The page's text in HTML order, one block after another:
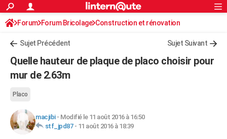
ACTUALITÉS
Politique
Société
Faits Divers
Education
Monde
Villes
+
Programme TV
Streaming
Sorties cinéma
FINANCE
Retraite
Impôts
Epargne
Immobilier
Risques naturels par ville
Banque
Assurance
Crédit
AUTO
Essais
Réserver un essai
Citadines
Berlines
SUV
Forum auto
HIGH-TECH
Mobiles
Meilleur smartphone
Internet
Ordinateurs
Jeux vidéo
Guide high-tech
Rechercher
S'inscrire
Connexion
Forum Forum Bricolage Construction et rénovation
Sujet Précédent Sujet Suivant
Quelle hauteur de plaque de placo choisir pour
mur de 2.63m
Placo
macjibi- Modifié le 11 août 2016 à 16:50
stf_jpd87- 11 août 2016 à 18:39